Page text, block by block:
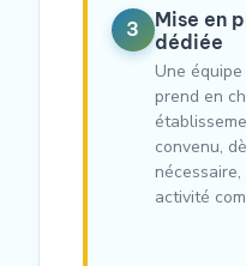
3
Mise en
dédiée
Une
prend en
convenu,
activité